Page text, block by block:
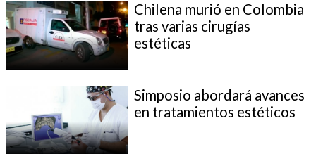
Chilena murió en Colombia
tras varias cirugías
estéticas
Simposio abordará avances
en tratamientos estéticos